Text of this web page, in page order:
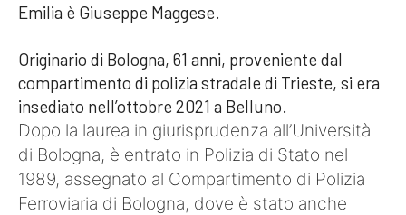
Emilia è Giuseppe Maggese.
Originario di Bologna, 61 anni, proveniente dal
compartimento di polizia stradale di Trieste, si era
insediato nell’ottobre 2021 a Belluno.
Dopo la laurea in giurisprudenza all’Università
di Bologna, è entrato in Polizia di Stato nel
1989, assegnato al Compartimento di Polizia
Ferroviaria di Bologna, dove è stato anche